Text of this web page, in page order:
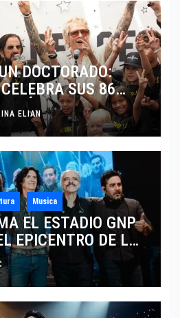
DOCTORADO:
SUS 86
MÁXIMOS
ELIAN
Musica
EL ESTADIO GNP
EPICENTRO DE LA